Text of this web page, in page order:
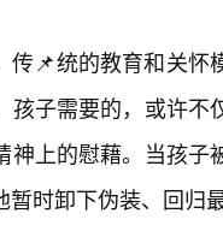
传📌统的教育和关怀
孩子需要的，或许
神上的慰藉。当孩
暂时卸下伪装、回归